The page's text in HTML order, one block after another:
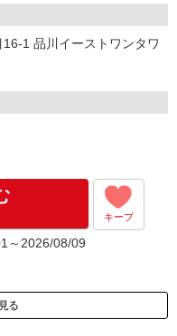
16-1 品川イーストワンタワ
キープ
～2026/08/09
る